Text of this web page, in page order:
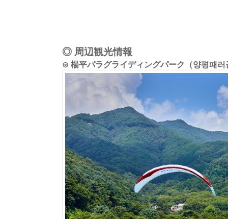
◎ 周辺観光情報
⊙ 楊平パラグライディングパーク（양평패러